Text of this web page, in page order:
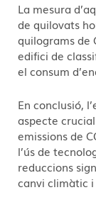
La mesura
de quilovats
quilograms de
edifici de
el consum
En conclusió,
aspecte
emissions de
l’ús de
reduccions
canvi climàtic i